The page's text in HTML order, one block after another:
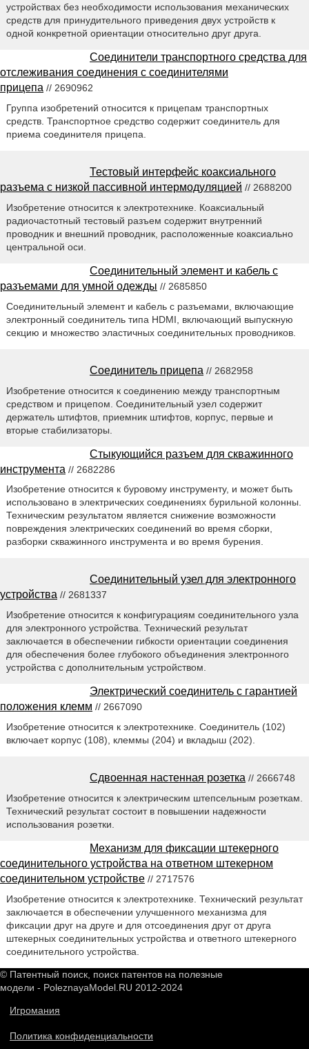
устройствах без необходимости использования механических
средств для принудительного приведения двух устройств к
одной конкретной ориентации относительно друг друга.
Соединители транспортного средства для
отслеживания соединения с соединителями
прицепа // 2690962
Группа изобретений относится к прицепам транспортных
средств. Транспортное средство содержит соединитель для
приема соединителя прицепа.
Тестовый интерфейс коаксиального
разъема с низкой пассивной интермодуляцией // 2688200
Изобретение относится к электротехнике. Коаксиальный
радиочастотный тестовый разъем содержит внутренний
проводник и внешний проводник, расположенные коаксиально
центральной оси.
Соединительный элемент и кабель с
разъемами для умной одежды // 2685850
Соединительный элемент и кабель с разъемами, включающие
электронный соединитель типа HDMI, включающий выпускную
секцию и множество эластичных соединительных проводников.
Соединитель прицепа // 2682958
Изобретение относится к соединению между транспортным
средством и прицепом. Соединительный узел содержит
держатель штифтов, приемник штифтов, корпус, первые и
вторые стабилизаторы.
Стыкующийся разъем для скважинного
инструмента // 2682286
Изобретение относится к буровому инструменту, и может быть
использовано в электрических соединениях бурильной колонны.
Техническим результатом является снижение возможности
повреждения электрических соединений во время сборки,
разборки скважинного инструмента и во время бурения.
Соединительный узел для электронного
устройства // 2681337
Изобретение относится к конфигурациям соединительного узла
для электронного устройства. Технический результат
заключается в обеспечении гибкости ориентации соединения
для обеспечения более глубокого объединения электронного
устройства с дополнительным устройством.
Электрический соединитель с гарантией
положения клемм // 2667090
Изобретение относится к электротехнике. Соединитель (102)
включает корпус (108), клеммы (204) и вкладыш (202).
Сдвоенная настенная розетка // 2666748
Изобретение относится к электрическим штепсельным розеткам.
Технический результат состоит в повышении надежности
использования розетки.
Механизм для фиксации штекерного
соединительного устройства на ответном штекерном
соединительном устройстве // 2717576
Изобретение относится к электротехнике. Технический результат
заключается в обеспечении улучшенного механизма для
фиксации друг на друге и для отсоединения друг от друга
штекерных соединительных устройства и ответного штекерного
соединительного устройства.
© Патентный поиск, поиск патентов на полезные
модели - PoleznayaModel.RU 2012-2024
Игромания
Политика конфиденциальности